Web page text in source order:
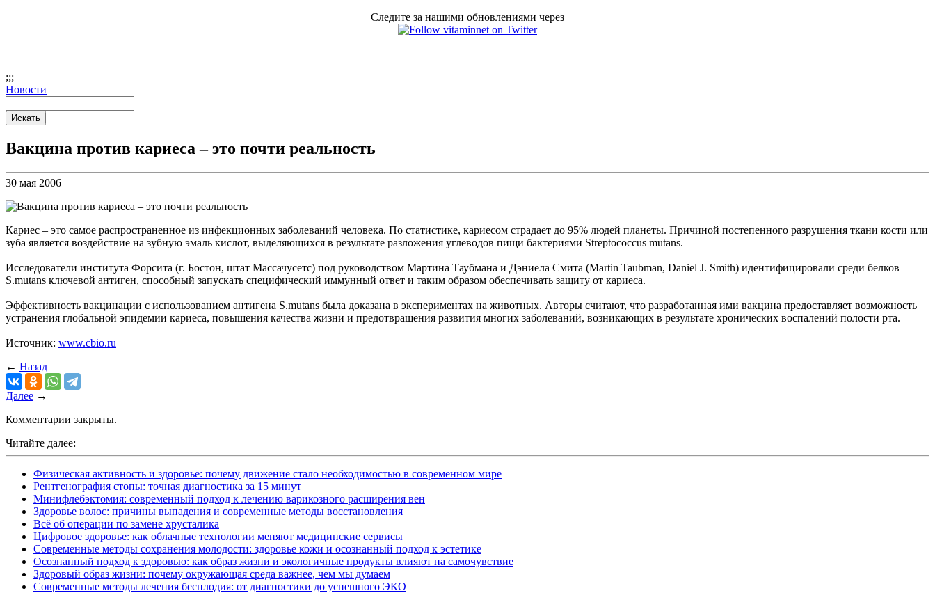
Следите за нашими обновлениями через
;;;
Новости
Вакцина против кариеса – это почти реальность
30 мая 2006
Кариес – это самое распространенное из инфекционных заболеваний человека. По статистике, кариесом страдает до 95% людей планеты. Причиной постепенного разрушения ткани кости или
зуба является воздействие на зубную эмаль кислот, выделяющихся в результате разложения углеводов пищи бактериями Streptococcus mutans.
Исследователи института Форсита (г. Бостон, штат Массачусетс) под руководством Мартина Таубмана и Дэниела Смита (Martin Taubman, Daniel J. Smith) идентифицировали среди белков
S.mutans ключевой антиген, способный запускать специфический иммунный ответ и таким образом обеспечивать защиту от кариеса.
Эффективность вакцинации с использованием антигена S.mutans была доказана в экспериментах на животных. Авторы считают, что разработанная ими вакцина предоставляет возможность
устранения глобальной эпидемии кариеса, повышения качества жизни и предотвращения развития многих заболеваний, возникающих в результате хронических воспалений полости рта.
Источник: www.cbio.ru
← Назад
Далее →
Комментарии закрыты.
Читайте далее:
Физическая активность и здоровье: почему движение стало необходимостью в современном мире
Рентгенография стопы: точная диагностика за 15 минут
Минифлебэктомия: современный подход к лечению варикозного расширения вен
Здоровье волос: причины выпадения и современные методы восстановления
Всё об операции по замене хрусталика
Цифровое здоровье: как облачные технологии меняют медицинские сервисы
Современные методы сохранения молодости: здоровье кожи и осознанный подход к эстетике
Осознанный подход к здоровью: как образ жизни и экологичные продукты влияют на самочувствие
Здоровый образ жизни: почему окружающая среда важнее, чем мы думаем
Современные методы лечения бесплодия: от диагностики до успешного ЭКО